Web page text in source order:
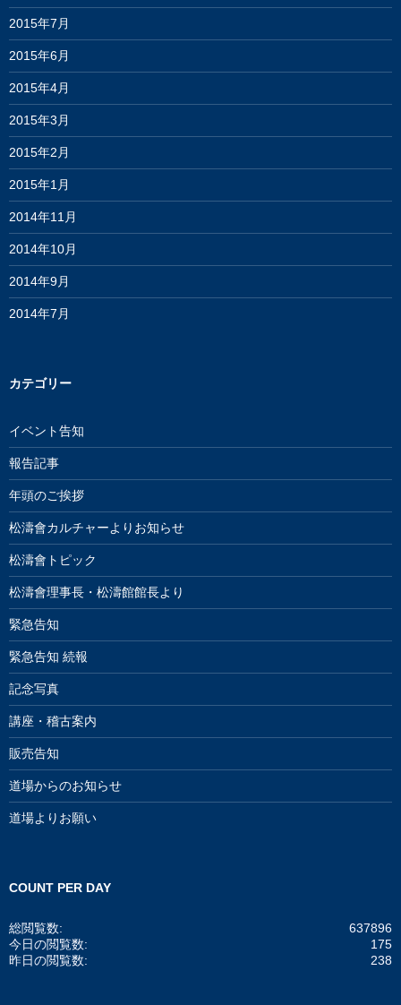
2015年7月
2015年6月
2015年4月
2015年3月
2015年2月
2015年1月
2014年11月
2014年10月
2014年9月
2014年7月
カテゴリー
イベント告知
報告記事
年頭のご挨拶
松濤會カルチャーよりお知らせ
松濤會トピック
松濤會理事長・松濤館館長より
緊急告知
緊急告知 続報
記念写真
講座・稽古案内
販売告知
道場からのお知らせ
道場よりお願い
COUNT PER DAY
637896
総閲覧数:
175
今日の閲覧数:
238
昨日の閲覧数: